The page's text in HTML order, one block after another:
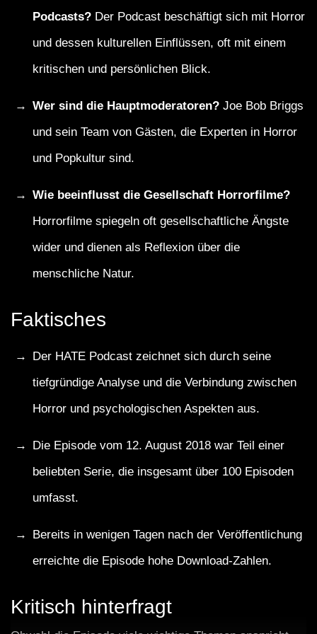
Podcasts? Der Podcast beschäftigt sich mit Horror
und dessen kulturellen Einflüssen, oft mit einem
kritischen und persönlichen Blick.
Wer sind die Hauptmoderatoren? Joe Bob Briggs
und sein Team von Gästen, die Experten in Horror
und Popkultur sind.
Wie beeinflusst die Gesellschaft Horrorfilme?
Horrorfilme spiegeln oft gesellschaftliche Ängste
wider und dienen als Reflexion über die
menschliche Natur.
Faktisches
Der HATE Podcast zeichnet sich durch seine
tiefgründige Analyse und die Verbindung zwischen
Horror und psychologischen Aspekten aus.
Die Episode vom 12. August 2018 war Teil einer
beliebten Serie, die insgesamt über 100 Episoden
umfasst.
Bereits in wenigen Tagen nach der Veröffentlichung
erreichte die Episode hohe Download-Zahlen.
Kritisch hinterfragt